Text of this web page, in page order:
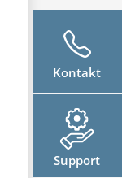
Kontakt
Support